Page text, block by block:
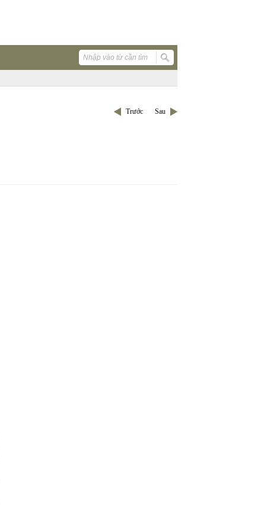
Trước Sau